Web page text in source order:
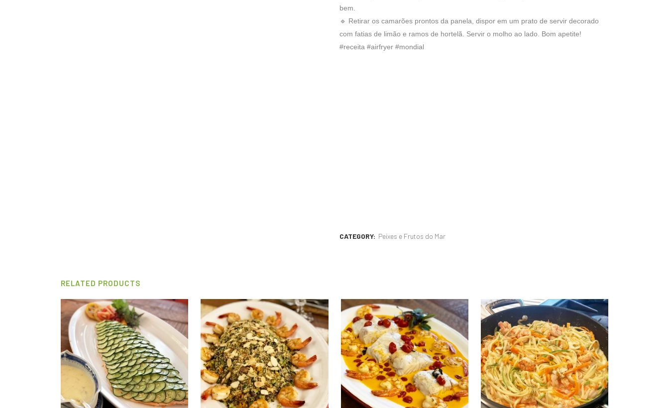
bem.
🔹 Retirar os camarões prontos da panela, dispor em um prato de servir decorado
com fatias de limão e ramos de hortelã. Servir o molho ao lado. Bom apetite!
#receita #airfryer #mondial
CATEGORY: Peixes e Frutos do Mar
RELATED PRODUCTS